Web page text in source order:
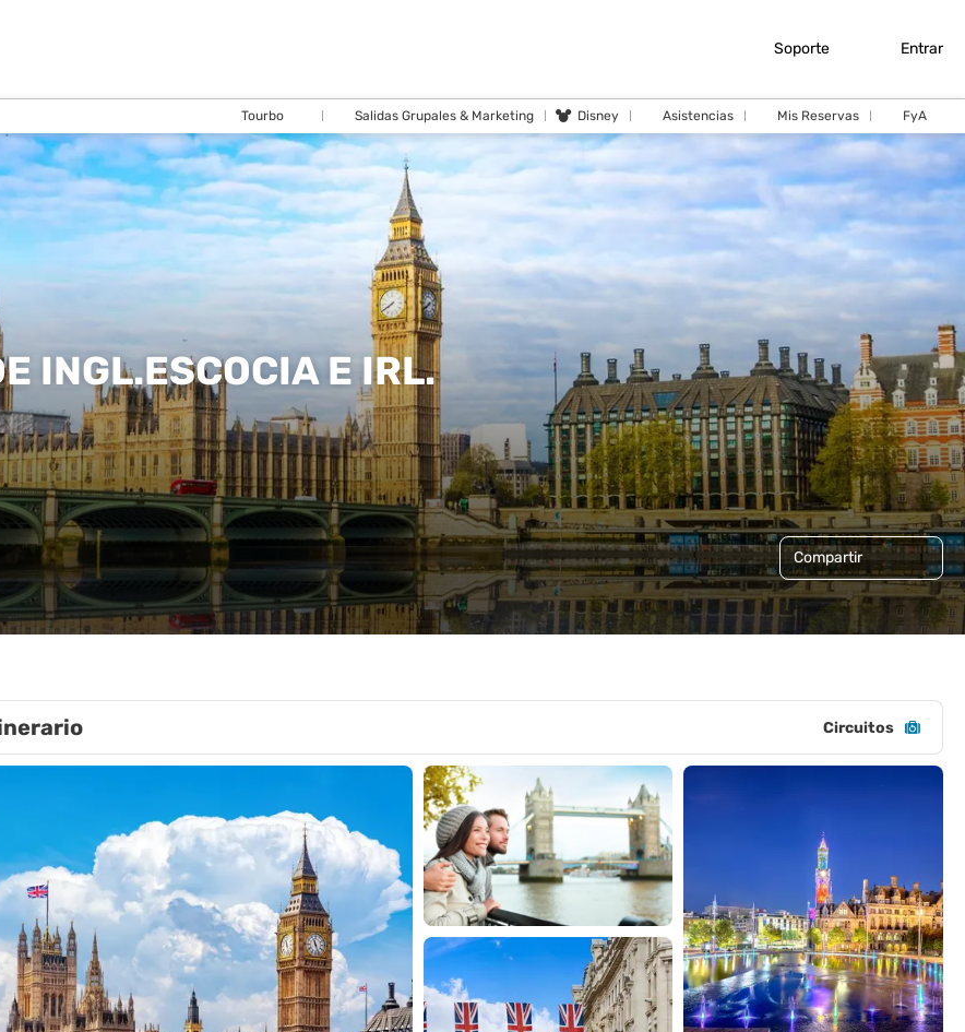
Soporte Entrar
Tourbo Salidas Grupales & Marketing Disney Asistencias Mis Reservas FyA
INGL.ESCOCIA E IRL.
Compartir
Circuitos